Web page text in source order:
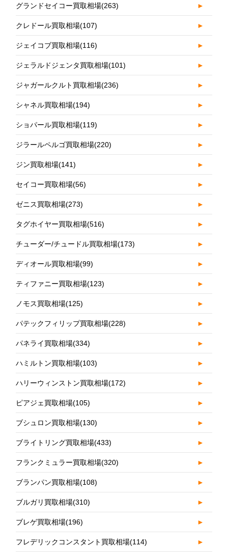
グランドセイコー買取相場(263) ►
クレドール買取相場(107) ►
ジェイコブ買取相場(116) ►
ジェラルドジェンタ買取相場(101) ►
ジャガールクルト買取相場(236) ►
シャネル買取相場(194) ►
ショパール買取相場(119) ►
ジラールペルゴ買取相場(220) ►
ジン買取相場(141) ►
セイコー買取相場(56) ►
ゼニス買取相場(273) ►
タグホイヤー買取相場(516) ►
チューダー/チュードル買取相場(173) ►
ディオール買取相場(99) ►
ティファニー買取相場(123) ►
ノモス買取相場(125) ►
パテックフィリップ買取相場(228) ►
パネライ買取相場(334) ►
ハミルトン買取相場(103) ►
ハリーウィンストン買取相場(172) ►
ピアジェ買取相場(105) ►
ブシュロン買取相場(130) ►
ブライトリング買取相場(433) ►
フランクミュラー買取相場(320) ►
ブランパン買取相場(108) ►
ブルガリ買取相場(310) ►
ブレゲ買取相場(196) ►
フレデリックコンスタント買取相場(114) ►